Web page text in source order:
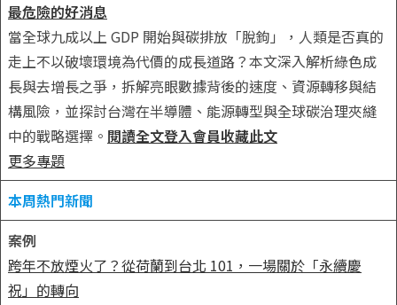
最危險的好消息
當全球九成以上 GDP 開始與碳排放「脫鉤」，人類是否真的
走上不以破壞環境為代價的成長道路？本文深入解析綠色成
長與去增長之爭，拆解亮眼數據背後的速度、資源轉移與結
構風險，並探討台灣在半導體、能源轉型與全球碳治理夾縫
中的戰略選擇。 閱讀全文登入會員收藏此文
更多專題
本周熱門新聞
案例
跨年不放煙火了？從荷蘭到台北 101，一場關於「永續慶
祝」的轉向